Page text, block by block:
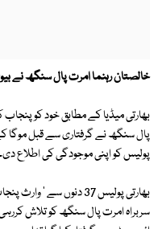
خالصتان رہنما امرت پال سنگھ نے
بھارتی میڈیا کے مطابق خود کو
پال سنگھ نے گرفتاری سے قبل موگا
پولیس کو اپنی موجودگی کی اطلاع
بھارتی پولیس 37 دنوں
سربراہ امرت پال سنگھ کو تلاش